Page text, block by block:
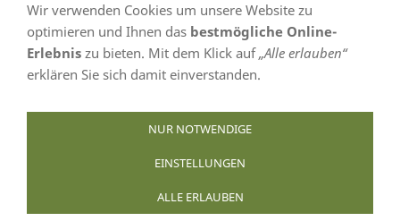
Cookies Widerufsformular
Wir verwenden Cookies um unsere Website zu
optimieren und Ihnen das bestmögliche Online-
Erlebnis zu bieten. Mit dem Klick auf„Alle erlauben“
erklären Sie sich damit einverstanden.
NUR NOTWENDIGE
EINSTELLUNGEN
ALLE ERLAUBEN